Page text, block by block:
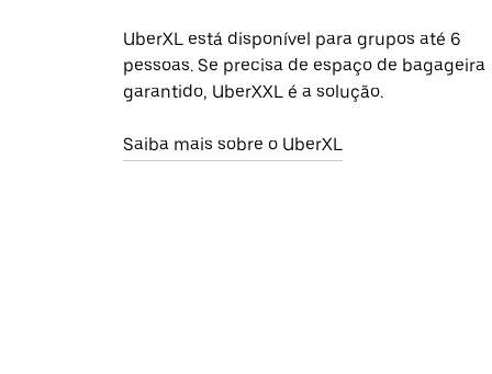
UberXL está disponível para grupos até 6
pessoas. Se precisa de espaço de bagageira
garantido, UberXXL é a solução.
Saiba mais sobre o UberXL